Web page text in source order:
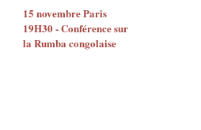
15 novembre Paris
19H30 - Conférence sur
la Rumba congolaise